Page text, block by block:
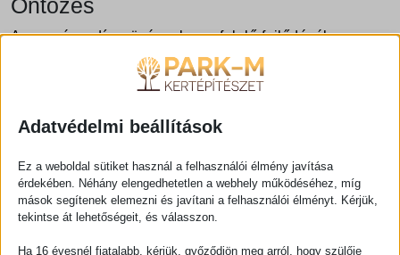
Öntözés
A gyep és a dísznövények megfelelő fejlődéséhez,
utóbbiak virágzásához kiegyenlített csapadékellátás
szükséges. Hazánkban a csapadék mennyisége csak a
képest, és azt is egyenetlenül, így a hiányzó
öntözőrendszer nem csak a vízpótló öntözésre, hanem
a nyári kánikula idején a levegő lehűtésére,
kondicionálásra és műtrágyázás után a szemcséknek a
levelek tövéhez való lemosatására is használható. A
programozást mindig módosítani kell az időjárás
Adatvédelmi beállítások
Ez a weboldal sütiket használ a felhasználói élmény javítása
érdekében. Néhány elengedhetetlen a webhely működéséhez, míg
mások segítenek elemezni és javítani a felhasználói élményt. Kérjük,
tekintse át lehetőségeit, és válasszon.
Ha 16 évesnél fiatalabb, kérjük, győződjön meg arról, hogy szülője